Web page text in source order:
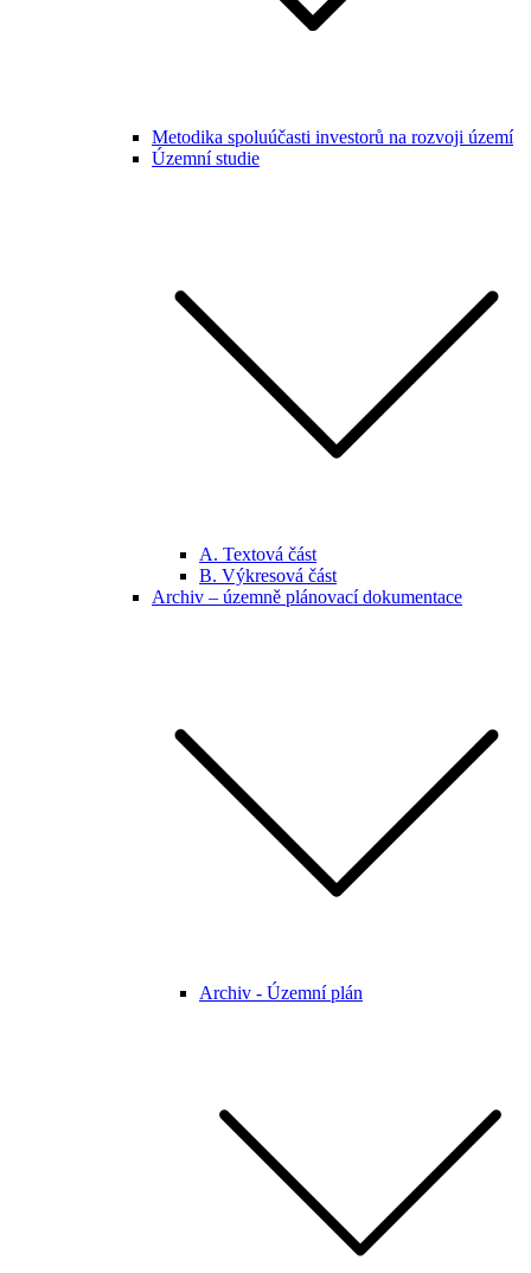
Metodika spoluúčasti investorů na rozvoji území
Územní studie
A. Textová část
B. Výkresová část
Archiv – územně plánovací dokumentace
Archiv - Územní plán